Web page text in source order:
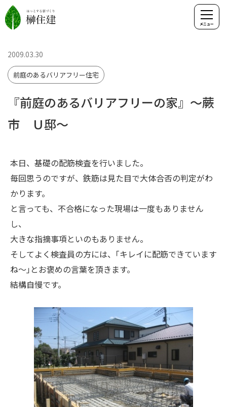
『前庭のあるバリアフリーの家』～蕨
市 Ｕ邸～
2009.03.30
前庭のあるバリアフリー住宅
本日、基礎の配筋検査を行いました。
毎回思うのですが、鉄筋は見た目で大体合否の判定がわ
かります。
と言っても、不合格になった現場は一度もありません
し、
大きな指摘事項といのもありません。
そしてよく検査員の方には、｢キレイに配筋できています
ね～｣とお褒めの言葉を頂きます。
結構自慢です。